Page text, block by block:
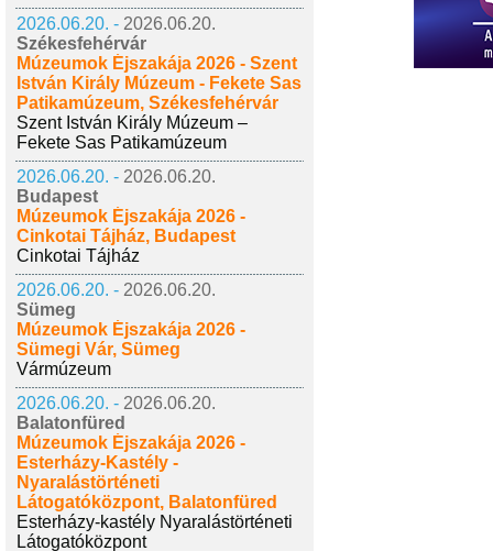
2026.06.20. - 2026.06.20.
Székesfehérvár
Múzeumok Éjszakája 2026 - Szent
István Király Múzeum - Fekete Sas
Patikamúzeum, Székesfehérvár
Szent István Király Múzeum –
Fekete Sas Patikamúzeum
2026.06.20. - 2026.06.20.
Budapest
Múzeumok Éjszakája 2026 -
Cinkotai Tájház, Budapest
Cinkotai Tájház
2026.06.20. - 2026.06.20.
Sümeg
Múzeumok Éjszakája 2026 -
Sümegi Vár, Sümeg
Vármúzeum
2026.06.20. - 2026.06.20.
Balatonfüred
Múzeumok Éjszakája 2026 -
Esterházy-Kastély -
Nyaralástörténeti
Látogatóközpont, Balatonfüred
Esterházy-kastély Nyaralástörténeti
Látogatóközpont